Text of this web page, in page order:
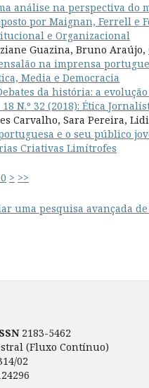
análise na perspectiva do
por Maignan, Ferrell e
e Organizacional
Guazina, Bruno Araújo,
na imprensa
Media e Democracia
da história: a
N.º 32 (2018): Ética
Carvalho, Sara Pereira,
e o seu público
Criativas Limítrofes
> >>
uma pesquisa avançada
2183-5462
(Fluxo Contínuo)
02